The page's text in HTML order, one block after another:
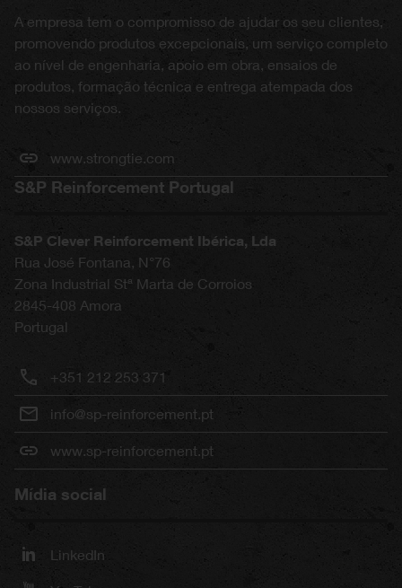
A empresa tem o compromisso de ajudar os seu clientes,
promovendo produtos excepcionais, um serviço completo
ao nível de engenharia, apoio em obra, ensaios de
produtos, formação técnica e entrega atempada dos
nossos serviços.
www.strongtie.com
S&P Reinforcement Portugal
S&P Clever Reinforcement Ibérica, Lda
Rua José Fontana, N°76
Zona Industrial Stª Marta de Corroios
2845-408 Amora
Portugal
+351 212 253 371
info@sp-reinforcement.pt
www.sp-reinforcement.pt
Mídia social
LinkedIn